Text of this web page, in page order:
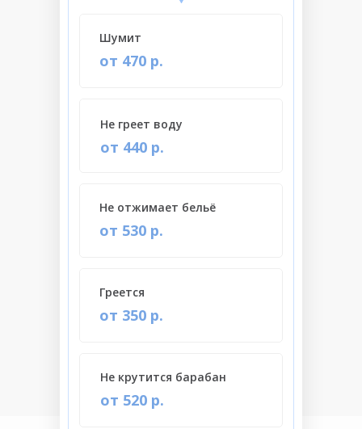
от 470 р.
Шумит
от 520 р.
Не крутится барабан
от 440 р.
Не греет воду
от 530 р.
Не отжимает бельё
от 350 р.
Греется